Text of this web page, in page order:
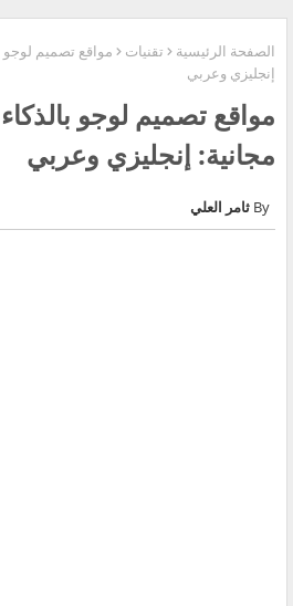
الصفحة الرئيسية تقنيات
مواقع تصميم لوجو
إنجليزي وعربي
مواقع تصميم لوجو
مجانية: إنجليزي وعربي
ثامر العلي